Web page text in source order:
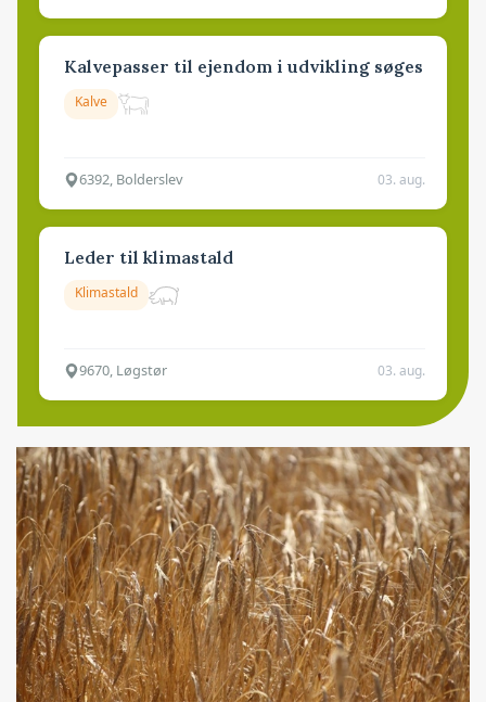
Kalvepasser til ejendom i udvikling søges
Kalve
6392, Bolderslev 03. aug.
Leder til klimastald
Klimastald
9670, Løgstør 03. aug.